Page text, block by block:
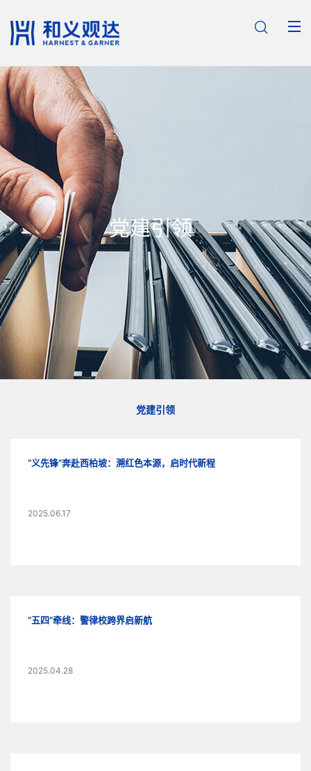

党建引领
党建引领
“义先锋”奔赴西柏坡：溯红色本源，启时代新程
2025.06.17
“五四”牵线：警律校跨界启新航
2025.04.28